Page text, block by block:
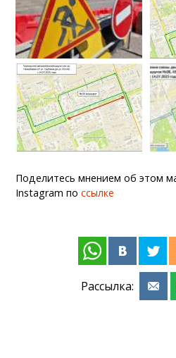
Поделитесь мнением об этом
Instagram поссылке
Рассылка: